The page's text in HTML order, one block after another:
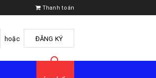
Thanh toán
hoặc ĐĂNG KÝ